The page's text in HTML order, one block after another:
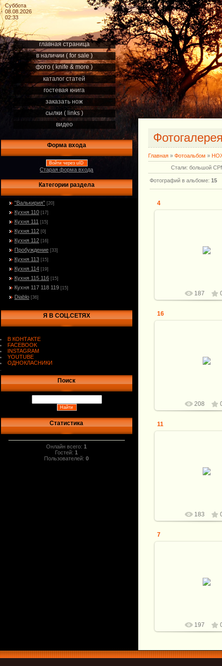
Суббота
08.08.2026
02:33
главная страница
в наличии ( for sale )
фото ( knife & more )
каталог статей
гостевая книга
заказать нож
сылки ( links )
видео
Форма входа
Войти через uID
Старая форма входа
Категории раздела
"Валькирия" [20]
Кухня 110 [17]
Кухня 111 [15]
Кухня 112 [0]
Кухня 112 [16]
Пробуждение [33]
Кухня 113 [15]
Кухня 114 [19]
Кухня 115 116 [15]
Кухня 117 118 119 [15]
Diablo [36]
Я В СОЦ.СЕТЯХ
В КОНТАКТЕ
FACEBOOK
INSTAGRAM
YOUTUBE
ОДНОКЛАСНИКИ
Поиск
Статистика
Онлайн всего:1
Гостей:1
Пользователей:0
Главная » Фотоальбом »
Стали: большой
Фотографий в альбоме: 15
4
поменьше M390.
ноль, финиш 14/
187
16
поменьше M390.
ноль, финиш 14/
208
11
поменьше M390.
ноль, финиш 14/
183
7
197